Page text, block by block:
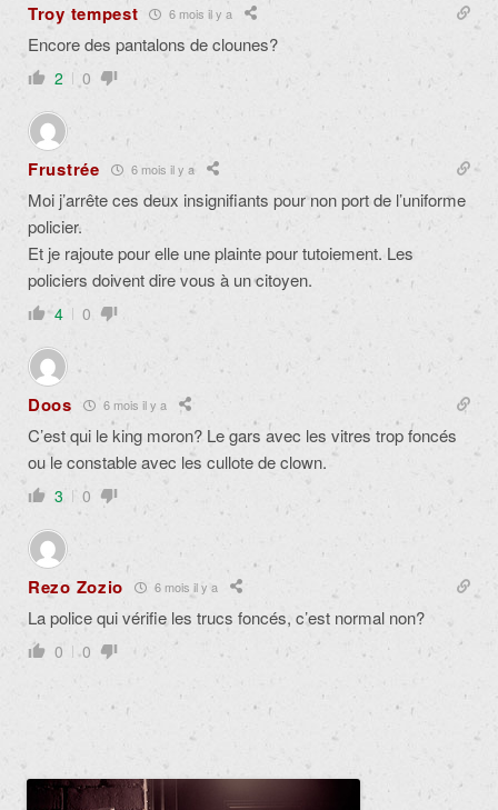
Troy tempest 6 mois il y a
Encore des pantalons de clounes?
2 0
Frustrée 6 mois il y a
Moi j’arrête ces deux insignifiants pour non port de l’uniforme
policier.
Et je rajoute pour elle une plainte pour tutoiement. Les
policiers doivent dire vous à un citoyen.
4 0
Doos 6 mois il y a
C’est qui le king moron? Le gars avec les vitres trop foncés
ou le constable avec les cullote de clown.
3 0
Rezo Zozio 6 mois il y a
La police qui vérifie les trucs foncés, c’est normal non?
0 0